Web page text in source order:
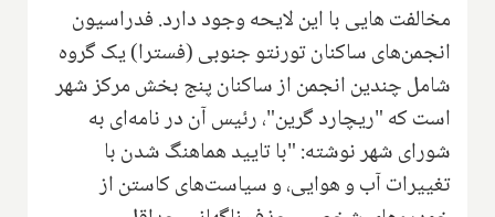
مخالفت هایی با این لایحه وجود دارد. فدراسیون
انجمن‌های ساکنان تورنتو جنوبی (فسترا) یک گروه
شامل چندین انجمن از ساکنان پنج بخش مرکز شهر
است که "ریچارد گرین"، رئیس آن در نامه‌ای به
شورای شهر نوشته: "با تایید هماهنگ شدن با
تغییرات آب و هوایی، و سیاست‌های کاستن از